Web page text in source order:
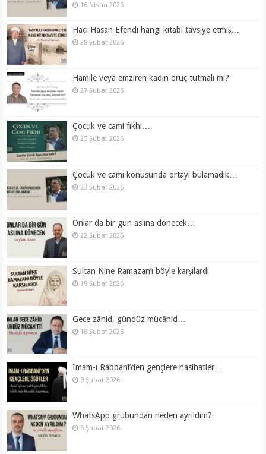
16 Nisan 2026
Hacı Hasan Efendi hangi kitabı tavsiye etmiş…
28 Şubat 2026
Hamile veya emziren kadın oruç tutmalı mı?
27 Şubat 2026
Çocuk ve cami fıkhı…
25 Şubat 2026
Çocuk ve cami konusunda ortayı bulamadık…
23 Şubat 2026
Onlar da bir gün aslına dönecek…
22 Şubat 2026
Sultan Nine Ramazan’ı böyle karşılardı
19 Şubat 2026
Gece zâhid, gündüz mücâhid…
18 Şubat 2026
İmam-ı Rabbani’den gençlere nasihatler…
9 Şubat 2026
WhatsApp grubundan neden ayrıldım?
6 Şubat 2026